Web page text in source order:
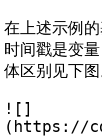
在上述示例
时间戳是变
体区别见下图
![]
(https://